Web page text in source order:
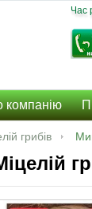
Час
компанію
грибів